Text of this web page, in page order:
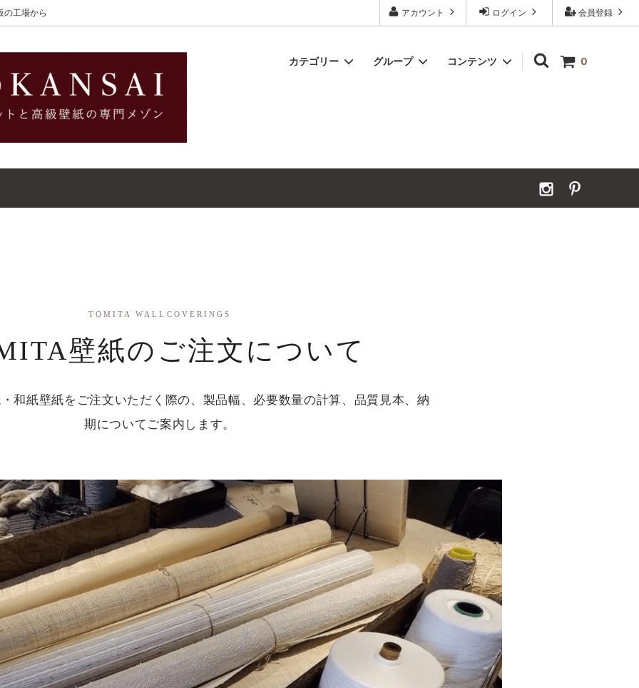
会員登録
ログイン
アカウント
の工場から
0
カテゴリー グループ コンテンツ
トガイド
TOMITA WALLCOVERINGS
壁紙のご注文について
和紙壁紙をご注文いただく際の、製品幅、必要数量の計算、品質見本、納
期についてご案内します。